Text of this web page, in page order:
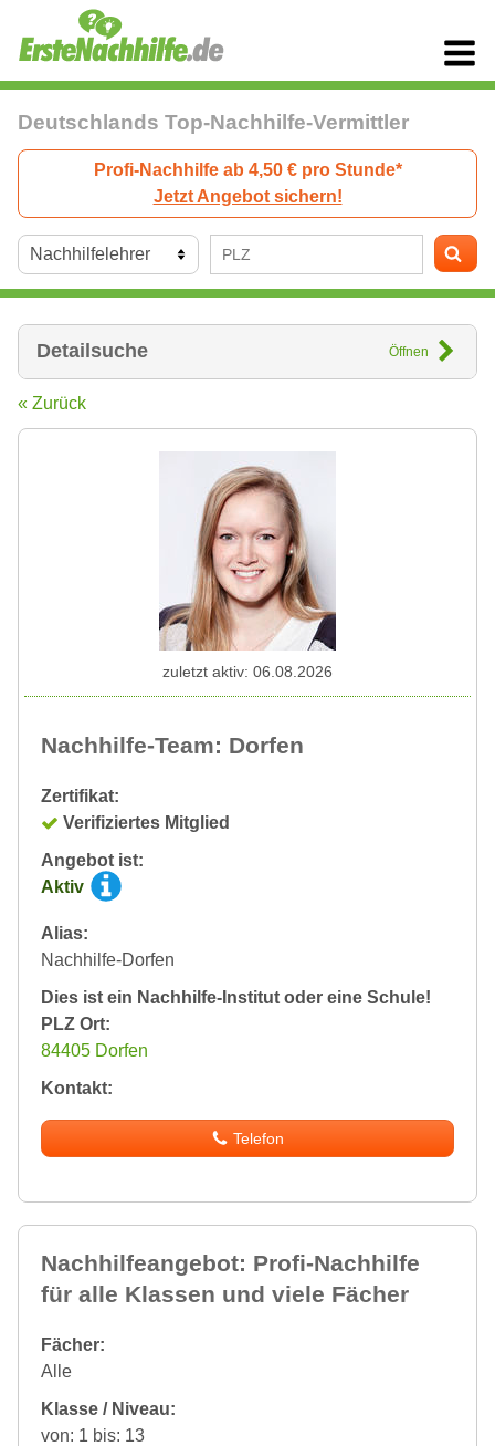
Deutschlands Top-Nachhilfe-Vermittler
Profi-Nachhilfe ab 4,50 € pro Stunde*
Jetzt Angebot sichern!
Detailsuche Öffnen
« Zurück
Nachhilfe-Team: Dorfen
Zertifikat:
Verifiziertes Mitglied
Angebot ist:
Aktiv
Alias:
Nachhilfe-Dorfen
Dies ist ein Nachhilfe-Institut oder eine Schule!
PLZ Ort:
84405 Dorfen
Kontakt:
Telefon
zuletzt aktiv: 06.08.2026
Nachhilfeangebot: Profi-Nachhilfe
für alle Klassen und viele Fächer
Fächer:
Alle
Klasse / Niveau:
von: 1 bis: 13